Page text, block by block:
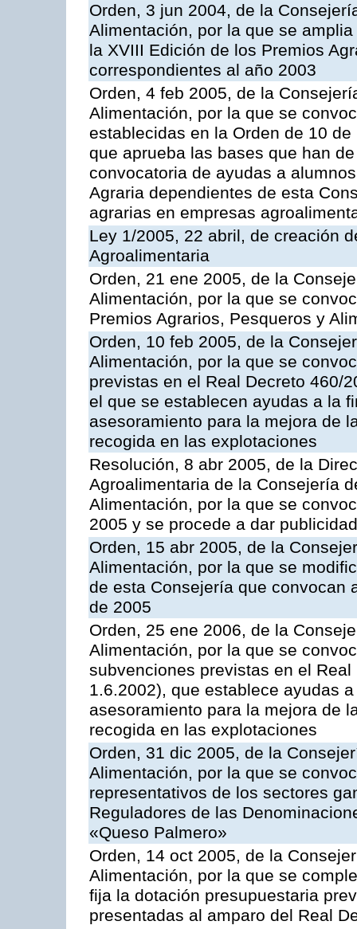
Orden, 3 jun 2004, de la
Alimentación, por la que se
la XVIII Edición de los Premios
correspondientes al año 2003
Orden, 4 feb 2005, de la
Alimentación, por la que se
establecidas en la Orden de 10
que aprueba las bases que han
convocatoria de ayudas a
Agraria dependientes de esta
agrarias en empresas
Ley 1/2005, 22 abril, de creación
Agroalimentaria
Orden, 21 ene 2005, de la
Alimentación, por la que se
Premios Agrarios, Pesqueros y
Orden, 10 feb 2005, de la
Alimentación, por la que se
previstas en el Real Decreto 460/
el que se establecen ayudas a la
asesoramiento para la mejora de
recogida en las explotaciones
Resolución, 8 abr 2005, de la
Agroalimentaria de la Consejería
Alimentación, por la que se
2005 y se procede a dar
Orden, 15 abr 2005, de la
Alimentación, por la que se
de esta Consejería que convocan
de 2005
Orden, 25 ene 2006, de la
Alimentación, por la que se
subvenciones previstas en el
1.6.2002), que establece ayudas
asesoramiento para la mejora de
recogida en las explotaciones
Orden, 31 dic 2005, de la
Alimentación, por la que se
representativos de los sectores
Reguladores de las
«Queso Palmero»
Orden, 14 oct 2005, de la
Alimentación, por la que se
fija la dotación presupuestaria
presentadas al amparo del Real